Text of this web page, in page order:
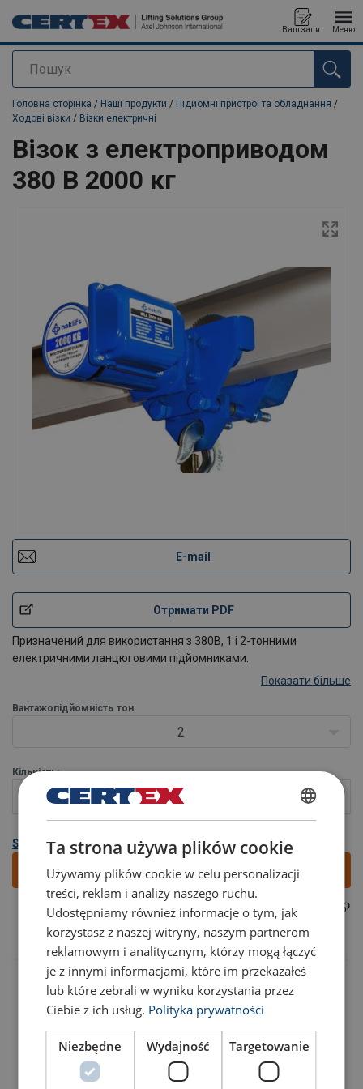
Пошук
Ваш запит Меню
added to your quote
Головна сторінка / Наші продукти / Підйомні пристрої та обладнання /
Ходові візки / Візки електричні
Візок з електроприводом
380 В 2000 кг
E-mail
Отримати PDF
Призначений для використання з 380В, 1 і 2-тонними
електричними ланцюговими підйомниками.
Показати більше
Вантажопідйомність тон
2
Кількість:
Show all variants
Додати
Part code:5498SKTH2000MSIV
Код товару Add to cart Детальніше
Особливості:
Матеріал:
Маркування:
Покриття:
POLISH
ENGLISH TRANSLATION
Ta strona używa plików cookie
Używamy plików cookie w celu personalizacji
treści, reklam i analizy naszego ruchu.
Udostępniamy również informacje o tym, jak
korzystasz z naszej witryny, naszym partnerom
reklamowym i analitycznym, którzy mogą łączyć
je z innymi informacjami, które im przekazałeś
lub które zebrali w wyniku korzystania przez
Ciebie z ich usług. Polityka prywatności
Niezbędne Wydajność Targetowanie